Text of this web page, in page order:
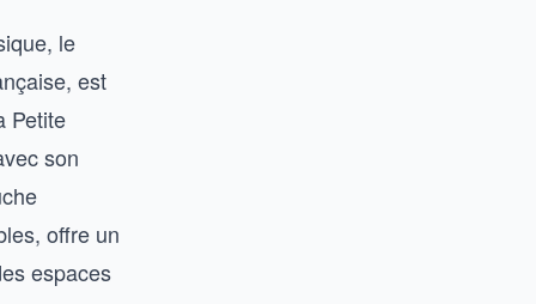
le
est
Petite
son
offre un
espaces